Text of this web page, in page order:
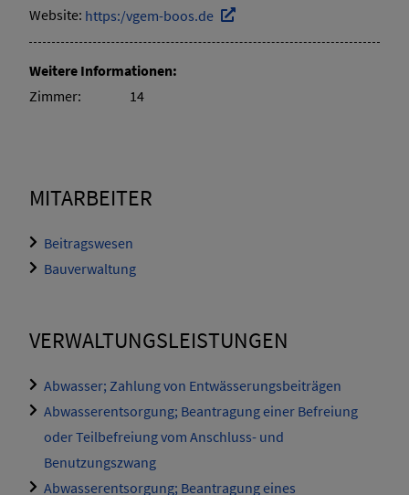
Website: https:/vgem-boos.de
Weitere Informationen:
Zimmer:
14
MITARBEITER
Beitragswesen
Bauverwaltung
VERWALTUNGSLEISTUNGEN
Abwasser; Zahlung von Entwässerungsbeiträgen
Abwasserentsorgung; Beantragung einer Befreiung
oder Teilbefreiung vom Anschluss- und
Benutzungszwang
Abwasserentsorgung; Beantragung eines